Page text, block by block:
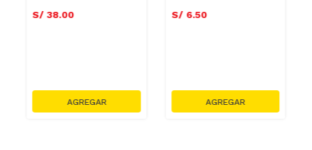
S/ 38.00 S/ 6.50